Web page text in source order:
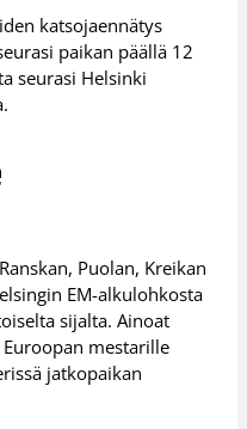
katsojaennätys
paikan päällä 12
seurasi Helsinki
Puolan, Kreikan
EM-alkulohkosta
sijalta. Ainoat
mestarille
jatkopaikan